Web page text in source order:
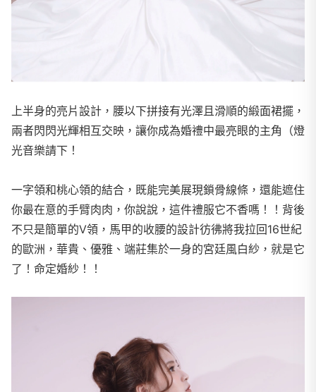
上半身的亮片設計，腰以下拼接有光澤且滑順的緞面裙擺，
兩者閃閃光輝相互交映，讓你成為婚禮中最亮眼的主角（燈
光音樂請下！
一字領和桃心領的結合，既能完美展現鎖骨線條，還能遮住
你最在意的手臂肉肉，你說說，這件禮服它不香嗎！！背後
不只是簡單的V領，馬甲的收腰的設計彷彿將我拉回16世紀
的歐洲，華貴、優雅、端莊集於一身的宮廷風白紗，就是它
了！命定婚紗！！